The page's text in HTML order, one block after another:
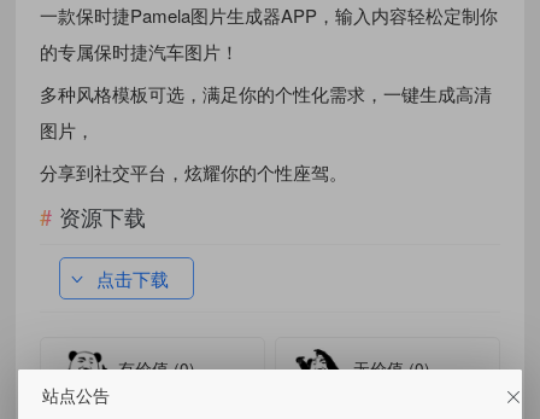
一款保时捷Pamela图片生成器APP，输入内容轻松定制你
的专属保时捷汽车图片！
多种风格模板可选，满足你的个性化需求，一键生成高清
图片，
分享到社交平台，炫耀你的个性座驾。
资源下载
点击下载
有价值(0) 无价值(0)
站点公告